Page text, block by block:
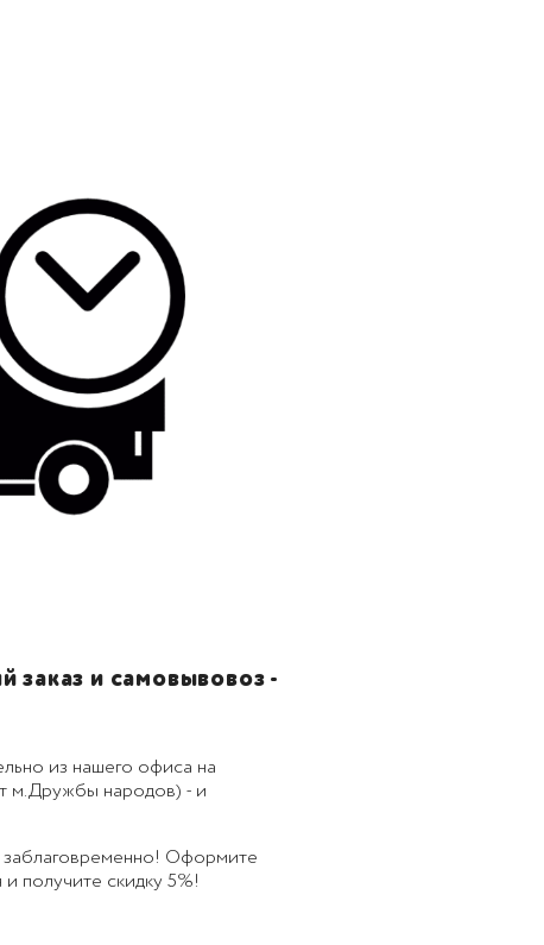
заказ и самовывовоз -
из нашего офиса на
м.Дружбы народов) - и
заблаговременно! Оформите
получите скидку 5%!